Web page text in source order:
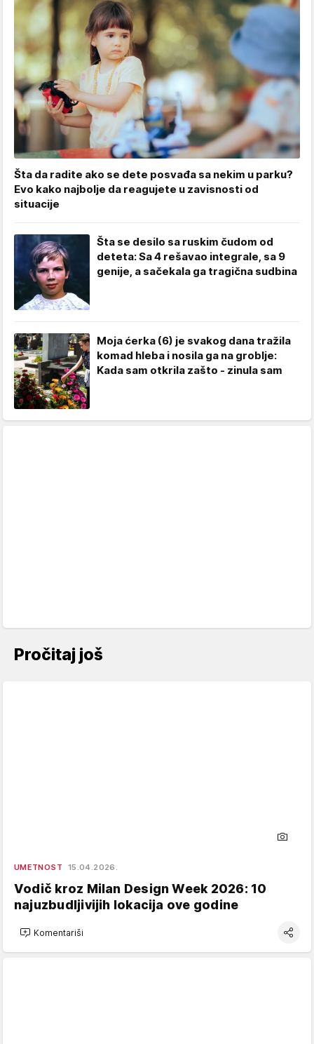
Šta da radite ako se dete posvađa sa nekim u parku?
Evo kako najbolje da reagujete u zavisnosti od
situacije
Šta se desilo sa ruskim čudom od
deteta: Sa 4 rešavao integrale, sa 9
genije, a sačekala ga tragična sudbina
Moja ćerka (6) je svakog dana tražila
komad hleba i nosila ga na groblje:
Kada sam otkrila zašto - zinula sam
Pročitaj još
UMETNOST 15.04.2026.
Vodič kroz Milan Design Week 2026: 10
najuzbudljivijih lokacija ove godine
Komentariši